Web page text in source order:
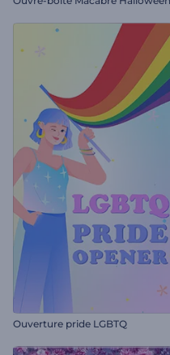
Ouverture pride LGBTQ